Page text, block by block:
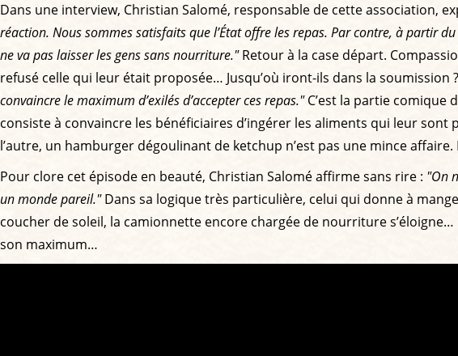
Dans une interview, Christian Salomé, responsable de cette association,
réaction. Nous sommes satisfaits que l’État offre les repas. Par contre, à partir
ne va pas laisser les gens sans nourriture."Retour à la case départ.
refusé celle qui leur était proposée… Jusqu’où iront-ils dans la
convaincre le maximum d’exilés d’accepter ces repas."C’est la partie comique
consiste à convaincre les bénéficiaires d’ingérer les aliments qui leur
l’autre, un hamburger dégoulinant de ketchup n’est pas une mince
Pour clore cet épisode en beauté, Christian Salomé affirme sans rire : "On
un monde pareil."Dans sa logique très particulière, celui qui donne à
coucher de soleil, la camionnette encore chargée de nourriture
son maximum…